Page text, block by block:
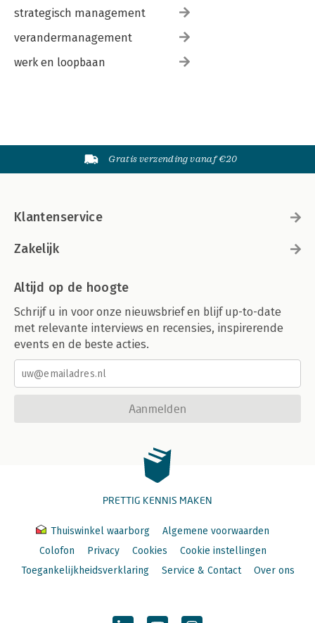
strategisch management
verandermanagement
werk en loopbaan
Gratis verzending vanaf €20
Klantenservice
Zakelijk
Altijd op de hoogte
Schrijf u in voor onze nieuwsbrief en blijf up-to-date
met relevante interviews en recensies, inspirerende
events en de beste acties.
Aanmelden
PRETTIG KENNIS MAKEN
Thuiswinkel waarborg
Algemene voorwaarden
Colofon
Privacy Cookies
Cookie instellingen
Toegankelijkheidsverklaring
Service & Contact Over ons